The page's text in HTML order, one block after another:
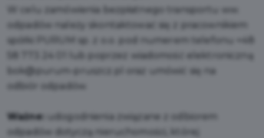
W celu zamówienia bezpłatnego transportu ww.
odpadów należy skontaktować się z pracownikiem
spółki PURUM sp. z o.o. pod numerem telefonu +48
58 773 24 01 lub poprzez wiadomość elektroniczną
bok@purum-pruszcz.pl oraz umówić się na
odbiór odpadów.
Ważne:
udogodnienia związane z odbiorem
odpadów dotyczą nieruchomości, której